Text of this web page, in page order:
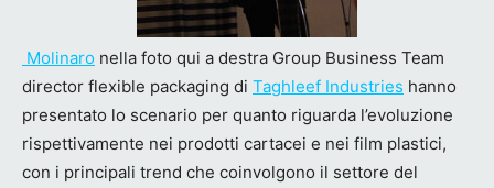
Molinaro nella foto qui a destra Group Business Team
director flexible packaging di Taghleef Industries hanno
presentato lo scenario per quanto riguarda l’evoluzione
rispettivamente nei prodotti cartacei e nei film plastici,
con i principali trend che coinvolgono il settore del